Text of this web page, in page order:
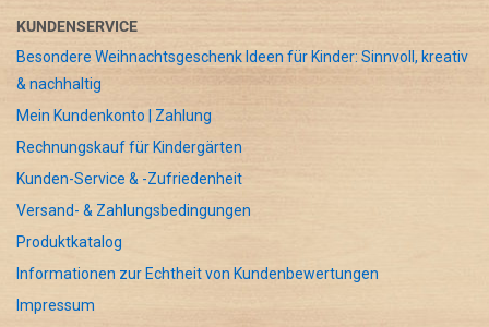
KUNDENSERVICE
Besondere Weihnachtsgeschenk Ideen für Kinder: Sinnvoll, kreativ
& nachhaltig
Mein Kundenkonto | Zahlung
Rechnungskauf für Kindergärten
Kunden-Service & -Zufriedenheit
Versand- & Zahlungsbedingungen
Produktkatalog
Informationen zur Echtheit von Kundenbewertungen
Impressum